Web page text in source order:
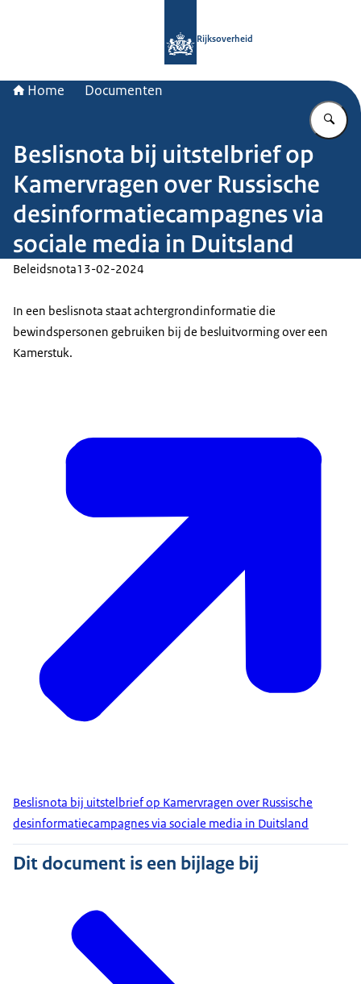
Rijksoverheid
Home Documenten
Beslisnota bij uitstelbrief op
Kamervragen over Russische
desinformatiecampagnes via
sociale media in Duitsland
Beleidsnota13-02-2024
In een beslisnota staat achtergrondinformatie die
bewindspersonen gebruiken bij de besluitvorming over een
Kamerstuk.
Beslisnota bij uitstelbrief op Kamervragen over Russische
desinformatiecampagnes via sociale media in Duitsland
Dit document is een bijlage bij